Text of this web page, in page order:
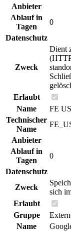
Anbieter
Ablauf in
Tagen
0
Datenschutz
Zweck
Dient
Erlaubt
Name
FE
Technischer
Name
Anbieter
Ablauf in
Tagen
0
Datenschutz
Zweck
sich
Erlaubt
Gruppe
Name